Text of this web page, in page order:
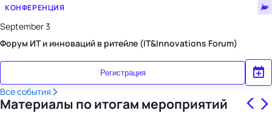
КОНФЕРЕНЦИЯ
September 3
Форум ИТ и инноваций в ритейле (IT&Innovations Forum)
Регистрация
Все события
Материалы по итогам мероприятий